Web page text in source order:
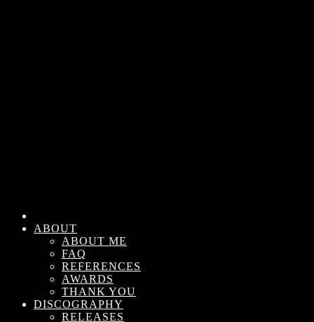
ABOUT
ABOUT ME
FAQ
REFERENCES
AWARDS
THANK YOU
DISCOGRAPHY
RELEASES